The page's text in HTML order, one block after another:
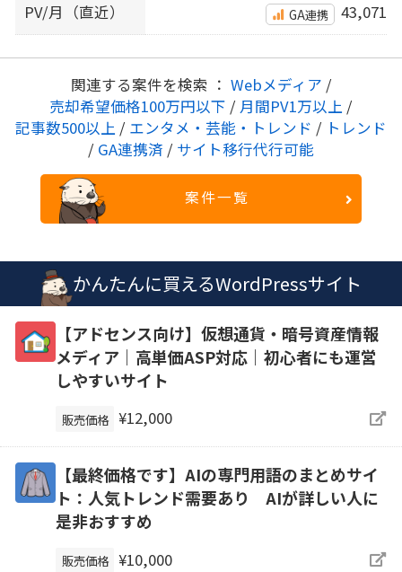
PV/月（直近） GA連携 43,071
関連する案件を検索 ： Webメディア /
売却希望価格100万円以下 / 月間PV1万以上 /
記事数500以上 / エンタメ・芸能・トレンド / トレンド
/ GA連携済 / サイト移行代行可能
案件一覧
かんたんに買えるWordPressサイト
【アドセンス向け】仮想通貨・暗号資産情報
メディア｜高単価ASP対応｜初心者にも運営
しやすいサイト
販売価格 ¥12,000
【最終価格です】AIの専門用語のまとめサイ
ト：人気トレンド需要あり AIが詳しい人に
是非おすすめ
販売価格 ¥10,000